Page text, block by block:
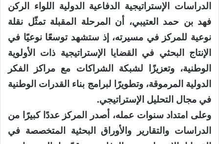
الدراسات الإستراتيجية الدفاعية الدولية اللواء الركن
فهد بن حمد العتيبي، أن المرحلة المقبلة تمثّل نقلة
نوعية للمركز في مسيرته، إذ ستشهد توسعًا نوعيًا في
الإنتاج البحثي في القضايا الإستراتيجية ذات الأولوية
الوطنية، وتعزيزًا لشبكة الشراكات مع مراكز الفكر
الدولية المرموقة، وتطويرًا لبرامج بناء القدرات الوطنية
في مجال التحليل الإستراتيجي.
وعلى امتداد سنوات عمله، أصدر المركز عددًا كبيرًا من
الدراسات والتقارير والأوراق البحثية المتخصصة في